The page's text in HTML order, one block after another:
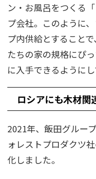
ン・お風呂をつくる
プ会社。このように
プ内供給とすること
たちの家の規格にぴ
に入手できるようにし
ロシアにも木材関
2021年、飯田グルー
ォレストプロダクツ
化しました。